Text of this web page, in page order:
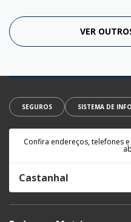
VER
SEGUROS SISTEMA DE
Confira endereços, telefones
Castanhal